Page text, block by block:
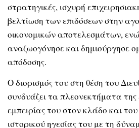
στρατηγικές, ισχυρή
βελτίωση των επιδόσεων στην
οικονομικών αποτελεσμάτων,
αναζωογόνησε και δημιούργησε
απόδοσης.
Ο διορισμός του στη θέση του
συνδυάζει τα πλεονεκτήματα της
εμπειρίας του στον κλάδο και
ιστορικού ηγεσίας του με τη